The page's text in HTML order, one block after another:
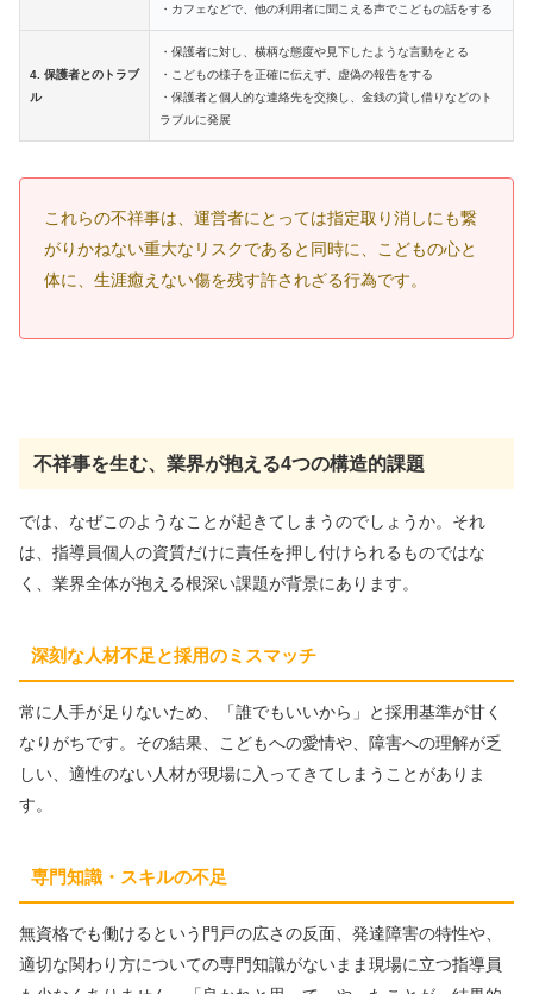
・カフェなどで、他の利用者に聞こえる声でこどもの話をする
4. 保護者とのトラブ
ル
・保護者に対し、横柄な態度や見下したような言動をとる
・こどもの様子を正確に伝えず、虚偽の報告をする
・保護者と個人的な連絡先を交換し、金銭の貸し借りなどのト
ラブルに発展
これらの不祥事は、運営者にとっては指定取り消しにも繋
がりかねない重大なリスクであると同時に、こどもの心と
体に、生涯癒えない傷を残す許されざる行為です。
不祥事を生む、業界が抱える4つの構造的課題
では、なぜこのようなことが起きてしまうのでしょうか。それ
は、指導員個人の資質だけに責任を押し付けられるものではな
く、業界全体が抱える根深い課題が背景にあります。
深刻な人材不足と採用のミスマッチ
常に人手が足りないため、「誰でもいいから」と採用基準が甘く
なりがちです。その結果、こどもへの愛情や、障害への理解が乏
しい、適性のない人材が現場に入ってきてしまうことがありま
す。
専門知識・スキルの不足
無資格でも働けるという門戸の広さの反面、発達障害の特性や、
適切な関わり方についての専門知識がないまま現場に立つ指導員